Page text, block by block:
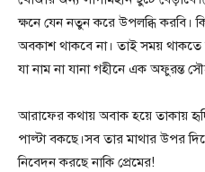
ক্ষনে যেন নতুন করে উপলব্ধি করবি।
অবকাশ থাকবে না। তাই সময়
যা নাম না যানা গহীনে এক অফুরন্ত
আরাফের কথায় অবাক হয়ে তাকায়
পাল্টা বকছে।সব তার মাথার উপর
নিবেদন করছে নাকি প্রেমের!